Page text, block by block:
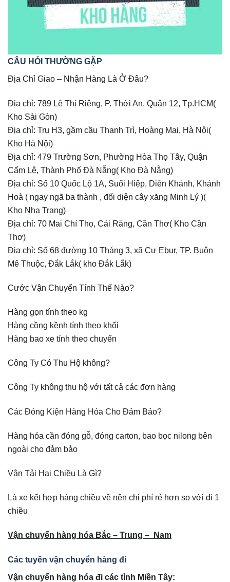
CÂU HỎI THƯỜNG GẶP
Địa Chỉ Giao – Nhận Hàng Là Ở Đâu?
Địa chỉ: 789 Lê Thị Riêng, P. Thới An, Quận 12, Tp.HCM(
Kho Sài Gòn)
Địa chỉ: Trụ H3, gầm cầu Thanh Trì, Hoàng Mai, Hà Nội(
Kho Hà Nội)
Địa chỉ: 479 Trường Sơn, Phường Hòa Thọ Tây, Quận
Cẩm Lệ, Thành Phố Đà Nẵng( Kho Đà Nẵng)
Địa chỉ: Số 10 Quốc Lộ 1A, Suối Hiệp, Diên Khánh, Khánh
Hoà ( ngay ngã ba thành , đối diện cây xăng Minh Lý )(
Kho Nha Trang)
Địa chỉ: 70 Mai Chí Thọ, Cái Răng, Cần Thơ( Kho Cần
Thơ)
Địa chỉ: Số 68 đường 10 Tháng 3, xã Cư Ebur, TP. Buôn
Mê Thuộc, Đắk Lắk( kho Đắk Lắk)
Cước Vận Chuyển Tính Thế Nào?
Hàng gọn tính theo kg
Hàng cồng kềnh tính theo khối
Hàng bao xe tính theo chuyến
Công Ty Có Thu Hộ không?
Công Ty không thu hộ với tất cả các đơn hàng
Các Đóng Kiện Hàng Hóa Cho Đảm Bảo?
Hàng hóa cần đóng gỗ, đóng carton, bao bọc nilong bên
ngoài cho đảm bảo
Vận Tải Hai Chiều Là Gì?
Là xe kết hợp hàng chiều về nên chi phí rẻ hơn so với đi 1
chiều
Vận chuyển hàng hóa Bắc – Trung – Nam
Các tuyến vận chuyển hàng đi
Vận chuyển hàng hóa đi các tỉnh Miền Tây: